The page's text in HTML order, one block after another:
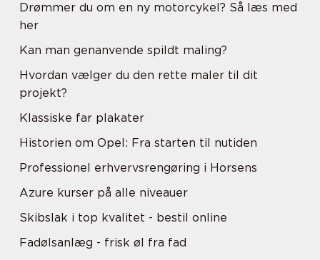
Drømmer du om en ny motorcykel? Så læs med
her
Kan man genanvende spildt maling?
Hvordan vælger du den rette maler til dit
projekt?
Klassiske far plakater
Historien om Opel: Fra starten til nutiden
Professionel erhvervsrengøring i Horsens
Azure kurser på alle niveauer
Skibslak i top kvalitet - bestil online
Fadølsanlæg - frisk øl fra fad